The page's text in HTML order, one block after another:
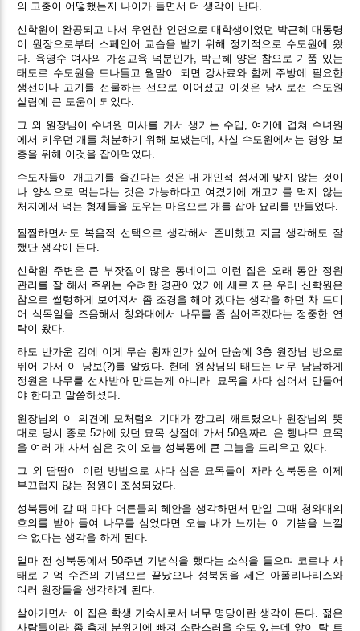
의 고충이 어떻했는지 나이가 들면서 더 생각이 난다.
신학원이 완공되고 나서 우연한 인연으로 대학생이었던 박근혜 대통령
이 원장으로부터 스페인어 교습을 받기 위해 정기적으로 수도원에 왔
다. 육영수 여사의 가정교육 덕분인가, 박근혜 양은 참으로 기품 있는
태도로 수도원을 드나들고 월말이 되면 강사료와 함께 주방에 필요한
생선이나 고기를 선물하는 선으로 이어졌고 이것은 당시로선 수도원
살림에 큰 도움이 되었다.
그 외 원장님이 수녀원 미사를 가서 생기는 수입, 여기에 겹쳐 수녀원
에서 키우던 개를 처분하기 위해 보냈는데, 사실 수도원에서는 영양 보
충을 위해 이것을 잡아먹었다.
수도자들이 개고기를 즐긴다는 것은 내 개인적 정서에 맞지 않는 것이
나 양식으로 먹는다는 것은 가능하다고 여겼기에 개고기를 먹지 않는
처지에서 먹는 형제들을 도우는 마음으로 개를 잡아 요리를 만들었다.
찜찜하면서도 복음적 선택으로 생각해서 준비했고 지금 생각해도 잘
했단 생각이 든다.
신학원 주변은 큰 부잣집이 많은 동네이고 이런 집은 오래 동안 정원
관리를 잘 해서 주위는 수려한 경관이었기에 새로 지은 우리 신학원은
참으로 썰렁하게 보여져서 좀 조경을 해야 겠다는 생각을 하던 차 드디
어 식목일을 즈음해서 청와대에서 나무를 좀 심어주겠다는 정중한 연
락이 왔다.
하도 반가운 김에 이게 무슨 횡재인가 싶어 단숨에 3층 원장님 방으로
뛰어 가서 이 낭보(?)를 알렸다. 헌데 원장님의 태도는 너무 담담하게
정원은 나무를 선사받아 만드는게 아니라
묘목을 사다 심어서 만들어
야 한다고 말씀하셨다.
원장님의 이 의견에 모처럼의 기대가 깡그리 깨트렸으나 원장님의 뜻
대로 당시 종로 5가에 있던 묘목 상점에 가서 50원짜리 은 행나무 묘목
을 여러 개 사서 심은 것이 오늘 성북동에 큰 그늘을 드리우고 있다.
그 외 땀땀이 이런 방법으로 사다 심은 묘목들이 자라 성북동은 이제
부끄럽지 않는 정원이 조성되었다.
성북동에 갈 때 마다 어른들의 혜안을 생각하면서 만일 그때 청와대의
호의를 받아 들여 나무를 심었다면 오늘 내가 느끼는 이 기쁨을 느낄
수 없다는 생각을 하게 된다.
얼마 전 성북동에서 50주년 기념식을 했다는 소식을 들으며 코로나 사
태로 기억 수준의 기념으로 끝났으나 성북동을 세운 아폴리나리스와
여러 원장들을 생각하게 된다.
살아가면서 이 집은 학생 기숙사로서 너무 명당이란 생각이 든다. 젊은
사람들이라 좀 축제 분위기에 빠져 소란스러울 수도 있는데 앞이 탁 트